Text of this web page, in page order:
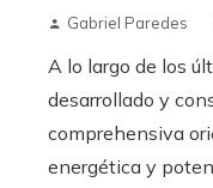
Gabriel Paredes
A lo largo de los
desarrollado y
comprehensiva
energética y